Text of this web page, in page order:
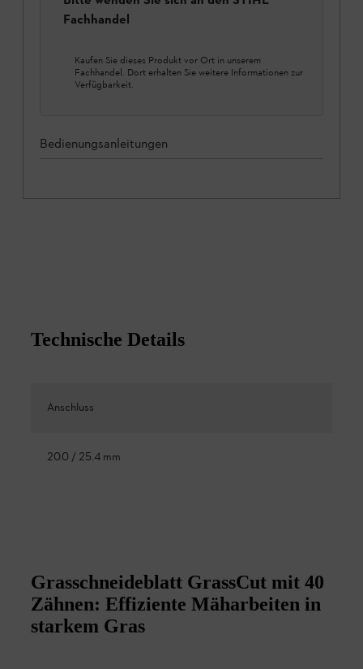
Fachhandel
Kaufen Sie dieses Produkt vor Ort in unserem
Fachhandel. Dort erhalten Sie weitere Informationen zur
Verfügbarkeit.
Bedienungsanleitungen
Technische Details
Anschluss
20.0 / 25.4 mm
Grasschneideblatt GrassCut mit 40
Zähnen: Effiziente Mäharbeiten in
starkem Gras